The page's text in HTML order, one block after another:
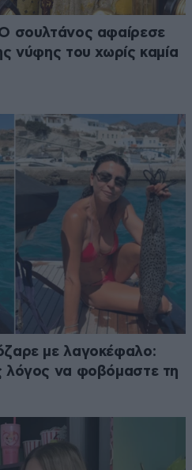
σουλτάνος αφαίρεσε
νύφης του χωρίς καμία
με λαγοκέφαλο:
λόγος να φοβόμαστε τη